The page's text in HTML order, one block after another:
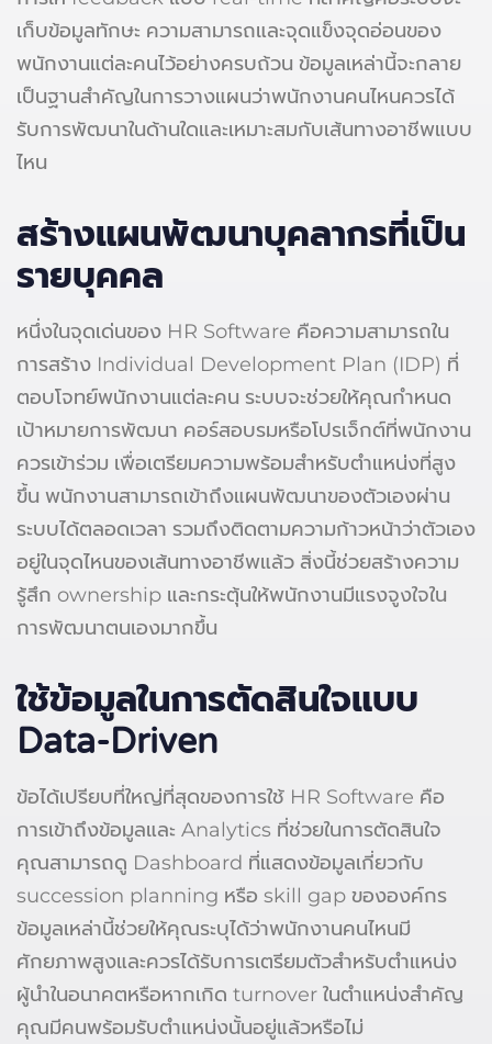
เก็บข้อมูลทักษะ ความสามารถและจุดแข็งจุดอ่อนของ
พนักงานแต่ละคนไว้อย่างครบถ้วน ข้อมูลเหล่านี้จะกลาย
เป็นฐานสำคัญในการวางแผนว่าพนักงานคนไหนควรได้
รับการพัฒนาในด้านใดและเหมาะสมกับเส้นทางอาชีพแบบ
ไหน
สร้างแผนพัฒนาบุคลากรที่เป็น
รายบุคคล
หนึ่งในจุดเด่นของ HR Software คือความสามารถใน
การสร้าง Individual Development Plan (IDP) ที่
ตอบโจทย์พนักงานแต่ละคน ระบบจะช่วยให้คุณกำหนด
เป้าหมายการพัฒนา คอร์สอบรมหรือโปรเจ็กต์ที่พนักงาน
ควรเข้าร่วม เพื่อเตรียมความพร้อมสำหรับตำแหน่งที่สูง
ขึ้น พนักงานสามารถเข้าถึงแผนพัฒนาของตัวเองผ่าน
ระบบได้ตลอดเวลา รวมถึงติดตามความก้าวหน้าว่าตัวเอง
อยู่ในจุดไหนของเส้นทางอาชีพแล้ว สิ่งนี้ช่วยสร้างความ
รู้สึก ownership และกระตุ้นให้พนักงานมีแรงจูงใจใน
การพัฒนาตนเองมากขึ้น
ใช้ข้อมูลในการตัดสินใจแบบ
Data-Driven
ข้อได้เปรียบที่ใหญ่ที่สุดของการใช้ HR Software คือ
การเข้าถึงข้อมูลและ Analytics ที่ช่วยในการตัดสินใจ
คุณสามารถดู Dashboard ที่แสดงข้อมูลเกี่ยวกับ
succession planning หรือ skill gap ขององค์กร
ข้อมูลเหล่านี้ช่วยให้คุณระบุได้ว่าพนักงานคนไหนมี
ศักยภาพสูงและควรได้รับการเตรียมตัวสำหรับตำแหน่ง
ผู้นำในอนาคตหรือหากเกิด turnover ในตำแหน่งสำคัญ
คุณมีคนพร้อมรับตำแหน่งนั้นอยู่แล้วหรือไม่